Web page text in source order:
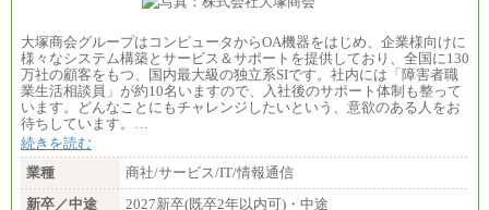
大塚商会グループはコンピュータからOA機器をはじめ、企業様向けに
様々なシステム構築とサービス＆サポートを提供しており、全国に130
万社の顧客をもつ、国内最大級の独立系SIです。社内には「障害者職
業生活相談員」が約10名いますので、入社後のサポート体制も整って
います。どんなことにもチャレンジしたいという、意欲のある人をお
待ちしています。…
続きを読む
業種
商社/サービス/IT/情報通信
新卒／中途
2027新卒(既卒2年以内可)・中途